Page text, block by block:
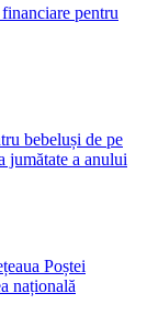
pentru
bebeluși de pe
jumătate a anului
Poștei
națională